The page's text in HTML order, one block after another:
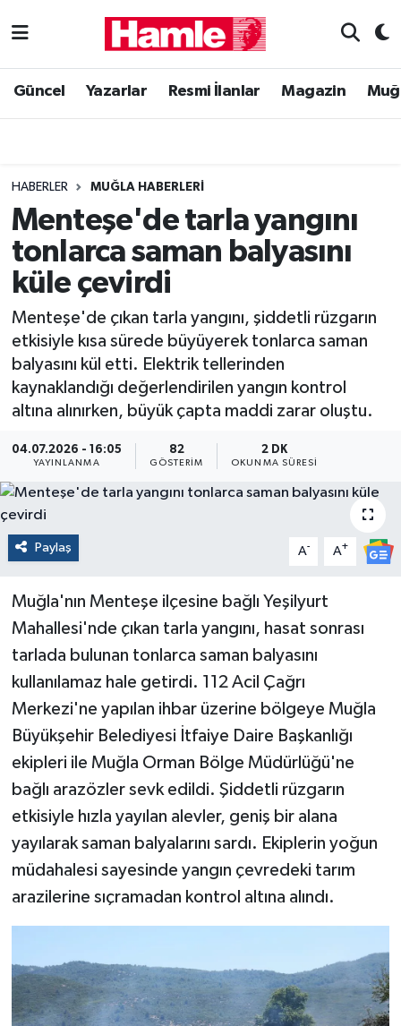
Güncel Yazarlar Resmi İlanlar Magazin
HABERLER MUĞLA HABERLERI
Menteşe'de tarla yangını
tonlarca saman balyasını
küle çevirdi
Menteşe'de çıkan tarla yangını, şiddetli rüzgarın
etkisiyle kısa sürede büyüyerek tonlarca saman
balyasını kül etti. Elektrik tellerinden
kaynaklandığı değerlendirilen yangın kontrol
altına alınırken, büyük çapta maddi zarar oluştu.
04.07.2026 - 16:05
YAYINLANMA
82
GÖSTERIM
2 DK
OKUNMA SÜRESI
Paylaş A- A+
Muğla'nın Menteşe ilçesine bağlı Yeşilyurt
Mahallesi'nde çıkan tarla yangını, hasat sonrası
tarlada bulunan tonlarca saman balyasını
kullanılamaz hale getirdi. 112 Acil Çağrı
Merkezi'ne yapılan ihbar üzerine bölgeye Muğla
Büyükşehir Belediyesi İtfaiye Daire Başkanlığı
ekipleri ile Muğla Orman Bölge Müdürlüğü'ne
bağlı arazözler sevk edildi. Şiddetli rüzgarın
etkisiyle hızla yayılan alevler, geniş bir alana
yayılarak saman balyalarını sardı. Ekiplerin yoğun
müdahalesi sayesinde yangın çevredeki tarım
arazilerine sıçramadan kontrol altına alındı.
Güncel
Muğla Haber
Siyaset
Muğla Nöbetçi Eczaneler
Muğla Trafik Yoğunluk Haritası
Süper Lig Puan Durumu ve Fikstür
Tüm Manşetler
Son Dakika Haberleri
Haber Arşivi